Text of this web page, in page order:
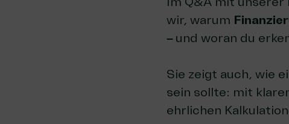
wir, warum
– und woran du
Sie zeigt auch, wie
sein sollte: mit
ehrlichen